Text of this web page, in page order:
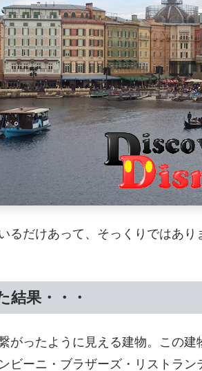
るだけあって、そっくりではあり
結果・・・
がったように見える建物。この建
ビーニ・ブラザーズ・リストラン